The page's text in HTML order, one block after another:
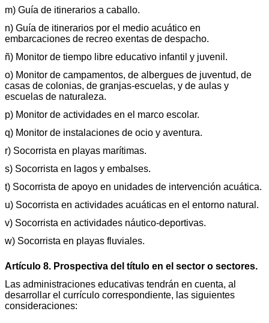
m) Guía de itinerarios a caballo.
n) Guía de itinerarios por el medio acuático en
embarcaciones de recreo exentas de despacho.
ñ) Monitor de tiempo libre educativo infantil y juvenil.
o) Monitor de campamentos, de albergues de juventud, de
casas de colonias, de granjas-escuelas, y de aulas y
escuelas de naturaleza.
p) Monitor de actividades en el marco escolar.
q) Monitor de instalaciones de ocio y aventura.
r) Socorrista en playas marítimas.
s) Socorrista en lagos y embalses.
t) Socorrista de apoyo en unidades de intervención acuática.
u) Socorrista en actividades acuáticas en el entorno natural.
v) Socorrista en actividades náutico-deportivas.
w) Socorrista en playas fluviales.
Artículo 8. Prospectiva del título en el sector o sectores.
Las administraciones educativas tendrán en cuenta, al
desarrollar el currículo correspondiente, las siguientes
consideraciones: